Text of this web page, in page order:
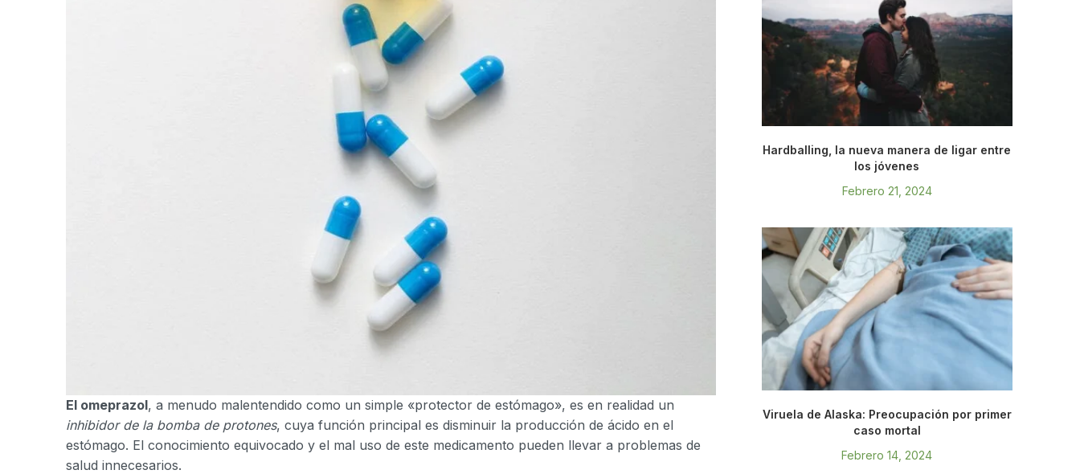
El omeprazol, a menudo malentendido como un simple «protector de estómago», es en realidad un
inhibidor de la bomba de protones, cuya función principal es disminuir la producción de ácido en el
estómago. El conocimiento equivocado y el mal uso de este medicamento pueden llevar a problemas de
salud innecesarios.
Hardballing, la nueva manera de ligar entre
los jóvenes
Febrero 21, 2024
Viruela de Alaska: Preocupación por primer
caso mortal
Febrero 14, 2024